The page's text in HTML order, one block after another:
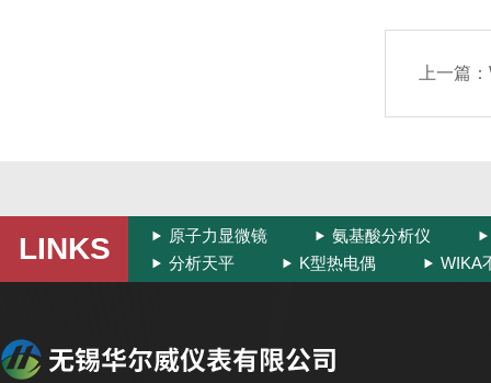
上一篇：
LINKS 原子力显微镜
氨基酸分析仪
分析天平
K型热电偶 WIKA